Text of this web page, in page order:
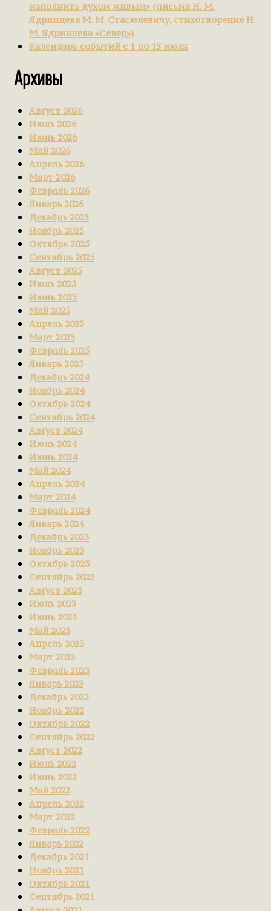
наполнить духом живым» (письма Н. М.
Ядринцева М. М. Стасюлевичу, стихотворение Н.
М. Ядринцева «Север»)
Календарь событий с 1 по 15 июля
Архивы
Август 2026
Июль 2026
Июнь 2026
Май 2026
Апрель 2026
Март 2026
Февраль 2026
Январь 2026
Декабрь 2025
Ноябрь 2025
Октябрь 2025
Сентябрь 2025
Август 2025
Июль 2025
Июнь 2025
Май 2025
Апрель 2025
Март 2025
Февраль 2025
Январь 2025
Декабрь 2024
Ноябрь 2024
Октябрь 2024
Сентябрь 2024
Август 2024
Июль 2024
Июнь 2024
Май 2024
Апрель 2024
Март 2024
Февраль 2024
Январь 2024
Декабрь 2023
Ноябрь 2023
Октябрь 2023
Сентябрь 2023
Август 2023
Июль 2023
Июнь 2023
Май 2023
Апрель 2023
Март 2023
Февраль 2023
Январь 2023
Декабрь 2022
Ноябрь 2022
Октябрь 2022
Сентябрь 2022
Август 2022
Июль 2022
Июнь 2022
Май 2022
Апрель 2022
Март 2022
Февраль 2022
Январь 2022
Декабрь 2021
Ноябрь 2021
Октябрь 2021
Сентябрь 2021